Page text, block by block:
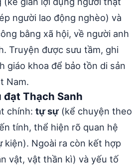
người lao động nghèo) và
bằng xã hội, về người anh
Truyện được sưu tầm, ghi
giáo khoa để bảo tồn di sản
Nam.
Thạch Sanh
chính: tự sự (kể chuyện theo
tính, thể hiện rõ quan hệ
kiện). Ngoài ra còn kết hợp
vật, vật thần kì) và yếu tố